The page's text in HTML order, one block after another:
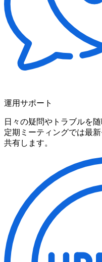
運用サポート
日々の疑問や トラブルを
定期ミーティングでは最
共有します。